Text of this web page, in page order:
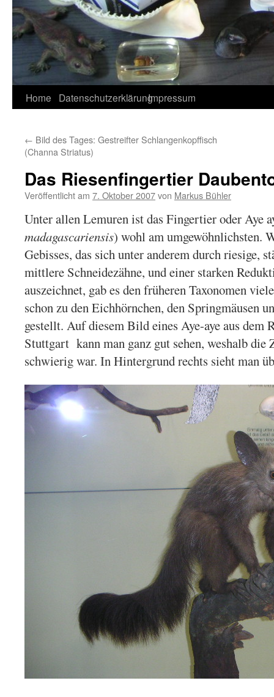
Home DatenschutzerklärungImpressum
← Bild des Tages: Gestreifter Schlangenkopffisch
(Channa Striatus)
Das Riesenfingertier
Veröffentlicht am 7. Oktober 2007von Markus Bühler
Unter allen Lemuren ist das Fingertier oder Aye
madagascariensis) wohl am umgewöhnlichsten.
Gebisses, das sich unter anderem durch riesige,
mittlere Schneidezähne, und einer starken
auszeichnet, gab es den früheren Taxonomen
schon zu den Eichhörnchen, den Springmäusen
gestellt. Auf diesem Bild eines Aye-aye aus dem
Stuttgart kann man ganz gut sehen, weshalb die
schwierig war. In Hintergrund rechts sieht man